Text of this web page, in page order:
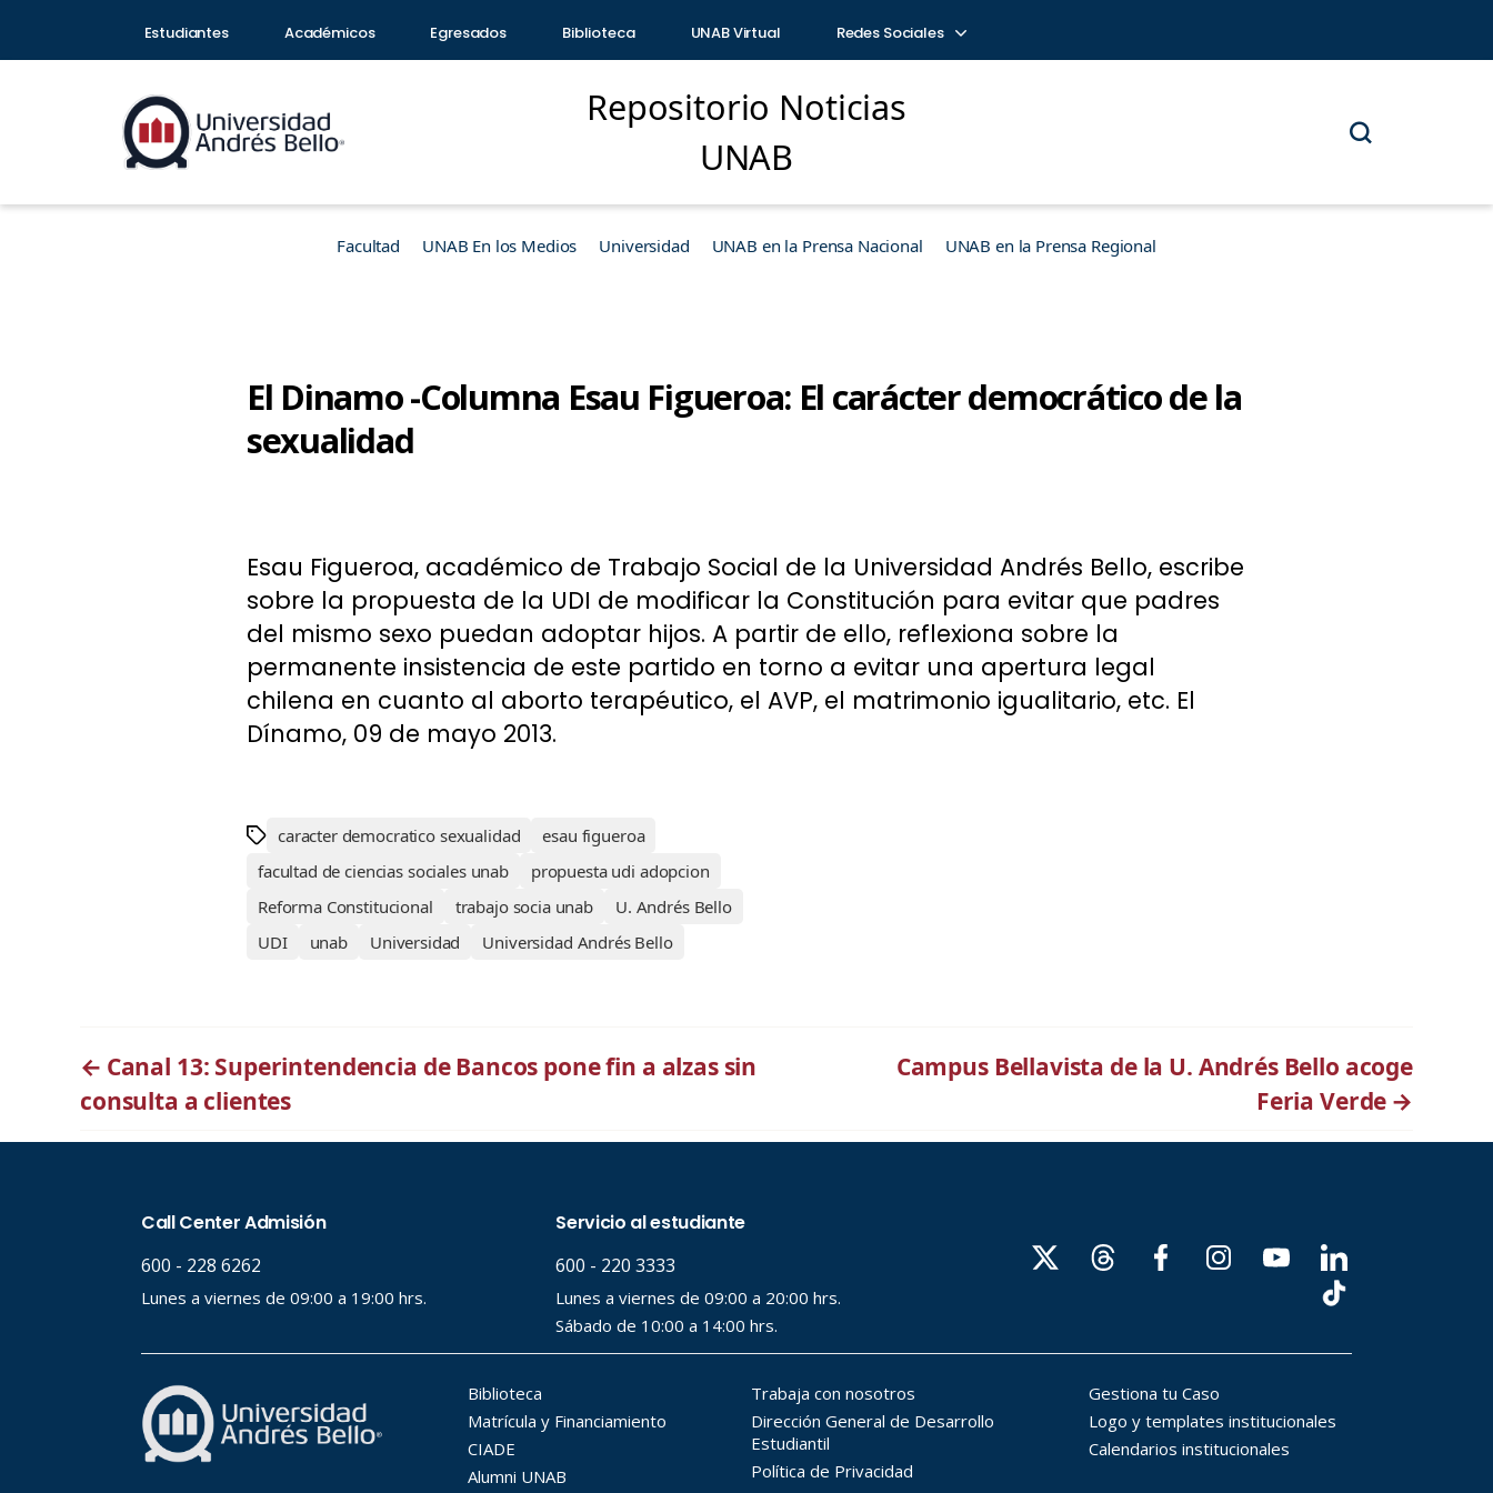
Estudiantes Académicos Egresados Biblioteca UNAB Virtual Redes Sociales
Repositorio Noticias
UNAB
Facultad UNAB En los Medios Universidad UNAB en la Prensa Nacional UNAB en la Prensa Regional
El Dinamo -Columna Esau Figueroa: El carácter democrático de la
sexualidad
Esau Figueroa, académico de Trabajo Social de la Universidad Andrés Bello, escribe
sobre la propuesta de la UDI de modificar la Constitución para evitar que padres
del mismo sexo puedan adoptar hijos. A partir de ello, reflexiona sobre la
permanente insistencia de este partido en torno a evitar una apertura legal
chilena en cuanto al aborto terapéutico, el AVP, el matrimonio igualitario, etc. El
Dínamo, 09 de mayo 2013.
caracter democratico sexualidad
esau figueroa
facultad de ciencias sociales unab
propuesta udi adopcion
Reforma Constitucional
trabajo socia unab
U. Andrés Bello
UDI
unab Universidad Universidad Andrés Bello
← Canal 13: Superintendencia de Bancos pone fin a alzas sin
consulta a clientes
Campus Bellavista de la U. Andrés Bello acoge
Feria Verde →